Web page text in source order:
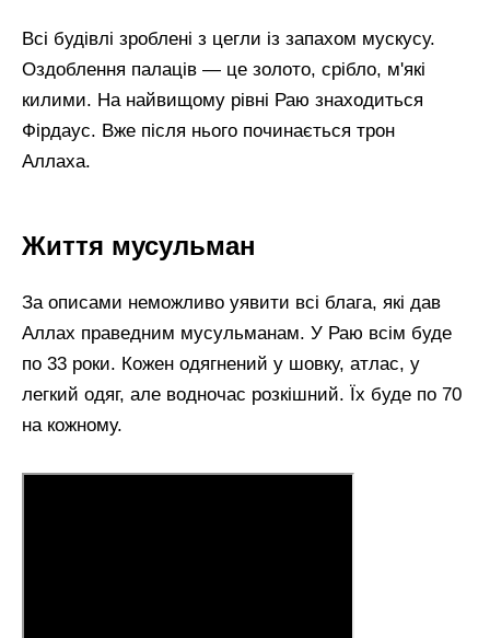
Всі будівлі зроблені з цегли із запахом мускусу.
Оздоблення палаців — це золото, срібло, м'які
килими. На найвищому рівні Раю знаходиться
Фірдаус. Вже після нього починається трон
Аллаха.
Життя мусульман
За описами неможливо уявити всі блага, які дав
Аллах праведним мусульманам. У Раю всім буде
по 33 роки. Кожен одягнений у шовку, атлас, у
легкий одяг, але водночас розкішний. Їх буде по 70
на кожному.